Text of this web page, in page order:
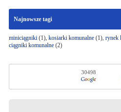
Najnowsze tagi
miniciągniki(1), kosiarki komunalne(1), rynek
ciągniki komunalne(2)
30498